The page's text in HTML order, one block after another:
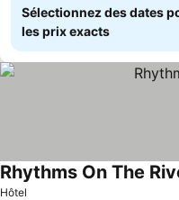
Sélectionnez des dates
les prix exacts
Hôtel
Rhythms On The